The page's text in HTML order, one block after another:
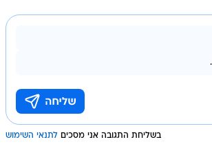
בשליחת התגובה אני מסכים לתנאי השימוש